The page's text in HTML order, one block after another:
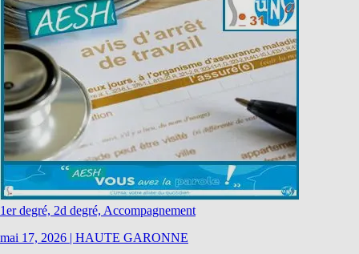
1er degré, 2d degré, Accompagnement
mai 17, 2026 | HAUTE GARONNE